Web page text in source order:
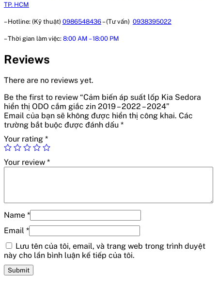
TP. HCM
– Hotline: (Kỹ thuật) 0986548436– (Tư vấn) 0938395022
– Thời gian làm việc: 8:00 AM – 18:00 PM
Reviews
There are no reviews yet.
Be the first to review “Cảm biến áp suất lốp Kia Sedora
hiển thị ODO cắm giắc zin 2019 – 2022 – 2024”
Email của bạn sẽ không được hiển thị công khai. Các
trường bắt buộc được đánh dấu *
Your rating *
Your review *
Name *
Email *
Lưu tên của tôi, email, và trang web trong trình duyệt
này cho lần bình luận kế tiếp của tôi.